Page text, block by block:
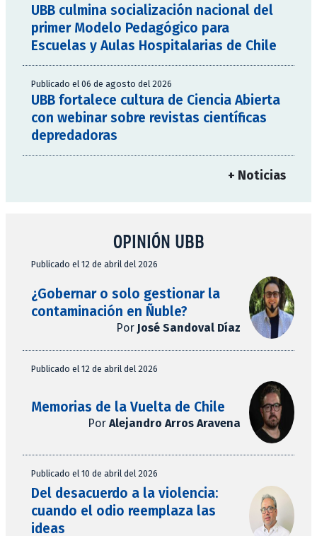
UBB culmina socialización nacional del
primer Modelo Pedagógico para
Escuelas y Aulas Hospitalarias de Chile
Publicado el 06 de agosto del 2026
UBB fortalece cultura de Ciencia Abierta
con webinar sobre revistas científicas
depredadoras
+ Noticias
OPINIÓN UBB
Publicado el 12 de abril del 2026
¿Gobernar o solo gestionar la
contaminación en Ñuble?
Por José Sandoval Díaz
Publicado el 12 de abril del 2026
Memorias de la Vuelta de Chile
Por Alejandro Arros Aravena
Publicado el 10 de abril del 2026
Del desacuerdo a la violencia:
cuando el odio reemplaza las
ideas